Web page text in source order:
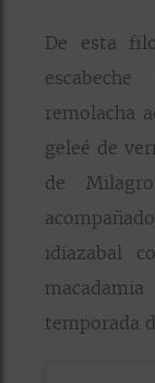
De esta
remolacha
geleé de
de
idiazabal
temporada